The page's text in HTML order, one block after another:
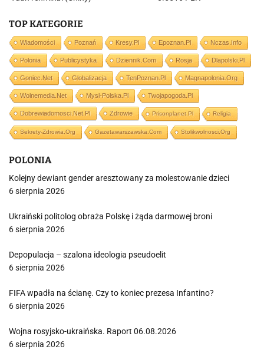
TOP KATEGORIE
Wiadomości Poznań Kresy.pl Epoznan.pl Nczas.info
Polonia Publicystyka Dziennik.com Rosja Dlapolski.pl
Goniec.net Globalizacja TenPoznan.pl Magnapolonia.org
Wolnemedia.net Mysl-Polska.pl Twojapogoda.pl
Dobrewiadomosci.net.pl Zdrowie Prisonplanet.pl Religia
Sekrety-Zdrowia.org Gazetawarszawska.com Stolikwolnosci.org
POLONIA
Kolejny dewiant gender aresztowany za molestowanie dzieci
6 sierpnia 2026
Ukraiński politolog obraża Polskę i żąda darmowej broni
6 sierpnia 2026
Depopulacja – szalona ideologia pseudoelit
6 sierpnia 2026
FIFA wpadła na ścianę. Czy to koniec prezesa Infantino?
6 sierpnia 2026
Wojna rosyjsko-ukraińska. Raport 06.08.2026
6 sierpnia 2026